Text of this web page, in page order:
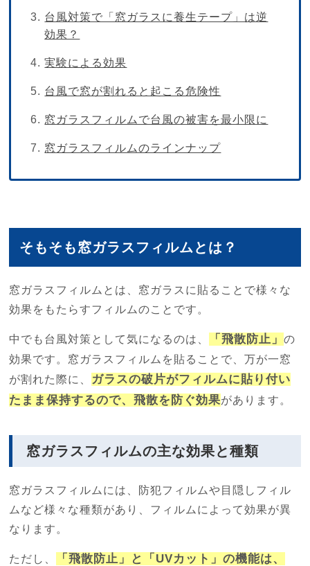
台風対策で「窓ガラスに養生テープ」は逆
効果？
実験による効果
台風で窓が割れると起こる危険性
窓ガラスフィルムで台風の被害を最小限に
窓ガラスフィルムのラインナップ
そもそも窓ガラスフィルムとは？
窓ガラスフィルムとは、窓ガラスに貼ることで様々な
効果をもたらすフィルムのことです。
中でも台風対策として気になるのは、 「飛散防止」の
効果です。窓ガラスフィルムを貼ることで、万が一窓
が割れた際に、 ガラスの破片がフィルムに貼り付い
たまま保持するので、飛散を防ぐ効果があります。
窓ガラスフィルムの主な効果と種類
窓ガラスフィルムには、防犯フィルムや目隠しフィル
ムなど様々な種類があり、フィルムによって効果が異
なります。
ただし、
「飛散防止」と「UVカット」の機能は、